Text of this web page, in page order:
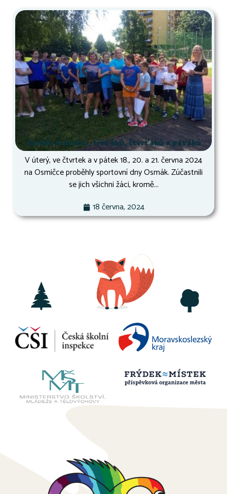
Osmák druháků, třeťáků, čtvrťáků a páťáků
V úterý, ve čtvrtek a v pátek 18., 20. a 21. června 2024
na Osmičce proběhly sportovní dny Osmák. Zúčastnili
se jich všichni žáci, kromě...
18 června, 2024